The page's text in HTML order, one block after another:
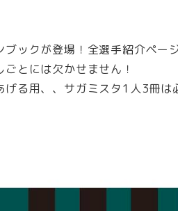
ックが登場！全選手紹介ペー
とには欠かせません！
る用、、サガミスタ1人3冊は